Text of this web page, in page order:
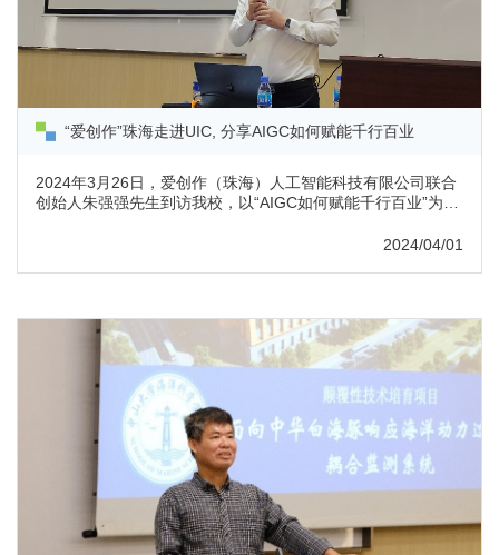
“爱创作”珠海走进UIC, 分享AIGC如何赋能千行百业
2024年3月26日，爱创作（珠海）人工智能科技有限公司联合
创始人朱强强先生到访我校，以“AIGC如何赋能千行百业”为
以及未来发展趋势。朱强强先生演讲中朱强强先生是爱创作
注于品牌国际化和海外传播...
2024/04/01